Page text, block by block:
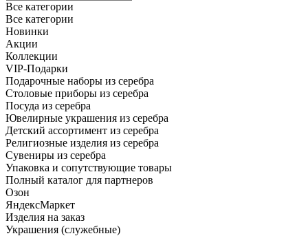
Все категории
Все категории
Новинки
Акции
Коллекции
VIP-Подарки
Подарочные наборы из серебра
Столовые приборы из серебра
Посуда из серебра
Ювелирные украшения из серебра
Детский ассортимент из серебра
Религиозные изделия из серебра
Сувениры из серебра
Упаковка и сопутствующие товары
Полный каталог для партнеров
Озон
ЯндексМаркет
Изделия на заказ
Украшения (служебные)